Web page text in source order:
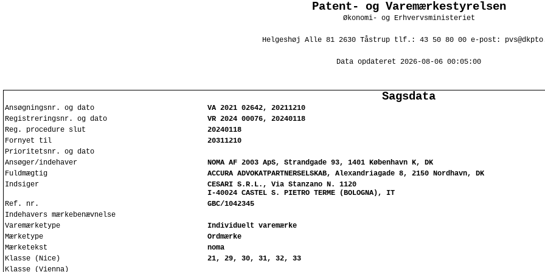
Patent- og Varemærkestyrelsen
Økonomi- og Erhvervsministeriet
Helgeshøj Alle 81 2630 Tåstrup tlf.: 43 50 80 00 e-post:
Data opdateret 2026-08-06 00:05:00
Sagsdata
Ansøgningsnr. og dato
VA 2021 02642, 20211210
Registreringsnr. og dato
VR 2024 00076, 20240118
Reg. procedure slut
20240118
Fornyet til
20311210
Prioritetsnr. og dato
Ansøger/indehaver
NOMA AF 2003 ApS, Strandgade 93, 1401 København K, DK
Fuldmægtig
ACCURA ADVOKATPARTNERSELSKAB, Alexandriagade 8, 2150 Nordhavn, DK
Indsiger
CESARI S.R.L., Via Stanzano N. 1120
I-40024 CASTEL S. PIETRO TERME (BOLOGNA), IT
Ref. nr.
GBC/1042345
Indehavers mærkebenævnelse
Varemærketype
Individuelt varemærke
Mærketype
Ordmærke
Mærketekst
noma
Klasse (Nice)
21, 29, 30, 31, 32, 33
Klasse (Vienna)